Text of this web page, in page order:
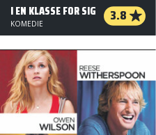
I EN KLASSE FOR SIG 3.8
KOMEDIE